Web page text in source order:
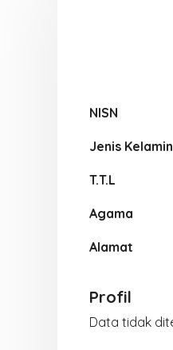
NISN
Jenis Kelamin
T.T.L
Agama
Alamat
Profil
Data tidak